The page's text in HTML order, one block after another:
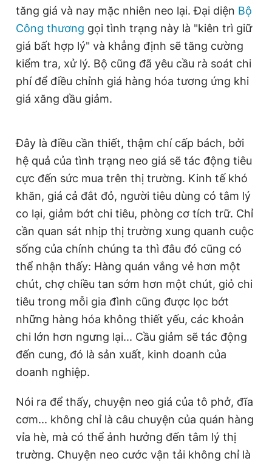
Hotline
0906 645 777
Liên hệ quảng cáo
0908 780 404
Đặt báo Quảng cáo RSS Chính sách bảo
Tổng biên tập: Nguyễn Ngọc Toàn
Phó tổng biên tập thường trực: Hải Thành
Phó tổng biên tập: Lâm Hiếu Dũng
Giấy phép xuất bản số 110/GP - BTTTT cấp ngày 24.3.2020
chép dưới mọi hình thức nếu không có sự chấp thuận bằng văn
bản. Phát triển bởi ePi Technologies, JSC.
tăng giá và nay mặc nhiên neo lại. Đại diện Bộ
Công thương gọi tình trạng này là "kiên trì giữ
giá bất hợp lý" và khẳng định sẽ tăng cường
kiểm tra, xử lý. Bộ cũng đã yêu cầu rà soát chi
phí để điều chỉnh giá hàng hóa tương ứng khi
giá xăng dầu giảm.
Đây là điều cần thiết, thậm chí cấp bách, bởi
hệ quả của tình trạng neo giá sẽ tác động tiêu
cực đến sức mua trên thị trường. Kinh tế khó
khăn, giá cả đắt đỏ, người tiêu dùng có tâm lý
co lại, giảm bớt chi tiêu, phòng cơ tích trữ. Chỉ
cần quan sát nhịp thị trường xung quanh cuộc
sống của chính chúng ta thì đâu đó cũng có
thể nhận thấy: Hàng quán vắng vẻ hơn một
chút, chợ chiều tan sớm hơn một chút, giỏ chi
tiêu trong mỗi gia đình cũng được lọc bớt
những hàng hóa không thiết yếu, các khoản
chi lớn hơn ngưng lại... Cầu giảm sẽ tác động
đến cung, đó là sản xuất, kinh doanh của
doanh nghiệp.
Nói ra để thấy, chuyện neo giá của tô phở, đĩa
cơm... không chỉ là câu chuyện của quán hàng
vỉa hè, mà có thể ảnh hưởng đến tâm lý thị
trường. Chuyện neo cước vận tải không chỉ là